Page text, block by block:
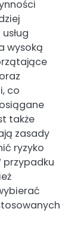
wysoką
co
także
zasady
ryzyko
przypadku